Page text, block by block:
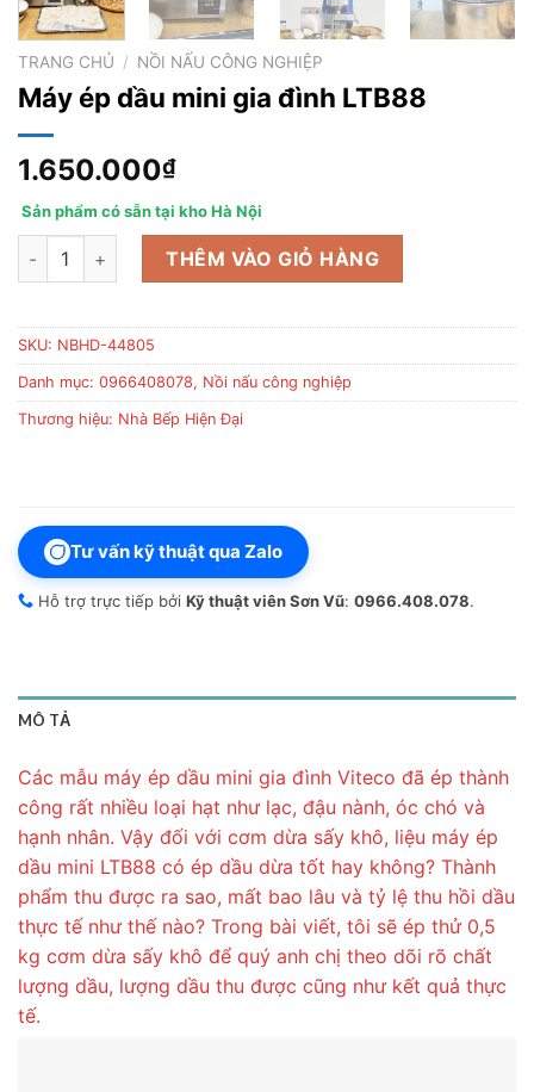
TRANG CHỦ / NỒI NẤU CÔNG NGHIỆP
Máy ép dầu mini gia đình LTB88
1.650.000₫
Sản phẩm có sẵn tại kho Hà Nội
Máy ép dầu mini gia đình LTB88 số lượng
THÊM VÀO GIỎ HÀNG
SKU: NBHD-44805
Danh mục: 0966408078, Nồi nấu công nghiệp
Thương hiệu: Nhà Bếp Hiện Đại
Tư vấn kỹ thuật qua Zalo
Hỗ trợ trực tiếp bởi Kỹ thuật viên Sơn Vũ: 0966.408.078.
MÔ TẢ
Các mẫu máy ép dầu mini gia đình Viteco đã ép thành
công rất nhiều loại hạt như lạc, đậu nành, óc chó và
hạnh nhân. Vậy đối với cơm dừa sấy khô, liệu máy ép
dầu mini LTB88 có ép dầu dừa tốt hay không? Thành
phẩm thu được ra sao, mất bao lâu và tỷ lệ thu hồi dầu
thực tế như thế nào? Trong bài viết, tôi sẽ ép thử 0,5
kg cơm dừa sấy khô để quý anh chị theo dõi rõ chất
lượng dầu, lượng dầu thu được cũng như kết quả thực
tế.